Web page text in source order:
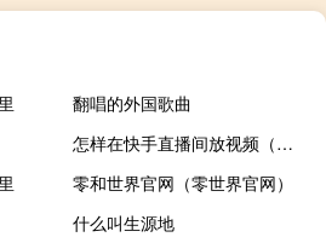
翻唱的外国歌曲
怎样在快手直播间放视频（快手直播放视频是怎么弄的）
零和世界官网（零世界官网）
什么叫生源地